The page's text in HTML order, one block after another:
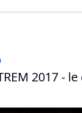
2017 -